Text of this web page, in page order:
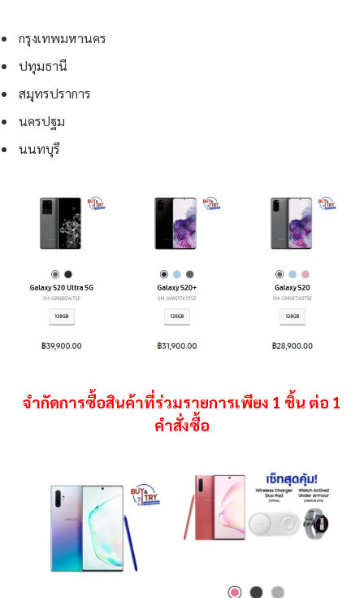
กรุงเทพมหานคร
ปทุมธานี
สมุทรปราการ
นครปฐม
นนทบุรี
จำกัดการซื้อสินค้าที่ร่วมรายการเพียง 1 ชิ้น ต่อ 1
คำสั่งซื้อ